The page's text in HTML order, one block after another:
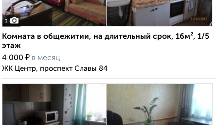
3
Комната в общежитии, на длительный срок, 16м², 1/5
этаж
4 000 ₽ в месяц
ЖК Центр, проспект Славы 84